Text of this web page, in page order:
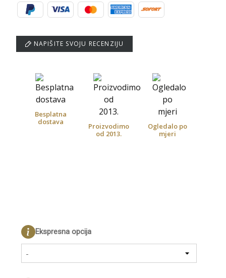
NAPIŠITE SVOJU RECENZIJU
Ekspresna opcija
-
Besplatna
dostava
Proizvodimo
od 2013.
Ogledalo po
mjeri